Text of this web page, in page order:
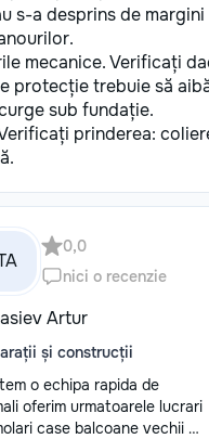
s-a desprins de
mecanice. Verificați
protecție trebuie să
sub fundație.
prinderea:
0,0
nici o recenzie
Artur
și construcții
o echipa rapida de
oferim urmatoarele lucrari
case balcoane vechii -